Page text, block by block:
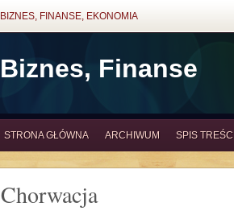
BIZNES, FINANSE, EKONOMIA
Biznes, Finanse
STRONA GŁÓWNA ARCHIWUM SPIS TREŚCI
Chorwacja